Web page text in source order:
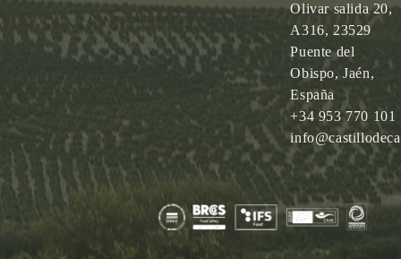
Olivar salida 20,
A316, 23529
Puente del
Obispo, Jaén,
España
+34 953 770 101